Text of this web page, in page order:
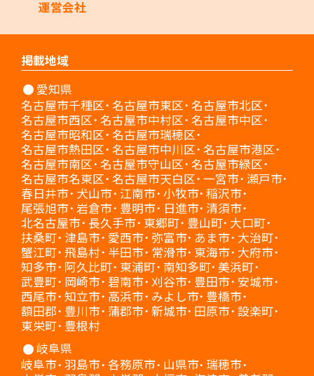
運営会社
掲載地域
愛知県
名古屋市千種区 名古屋市東区 名古屋市北区
名古屋市西区 名古屋市中村区 名古屋市中区
名古屋市昭和区 名古屋市瑞穂区
名古屋市熱田区 名古屋市中川区 名古屋市港区
名古屋市南区 名古屋市守山区 名古屋市緑区
名古屋市名東区 名古屋市天白区 一宮市 瀬戸市
春日井市 犬山市 江南市 小牧市 稲沢市
尾張旭市 岩倉市 豊明市 日進市 清須市
北名古屋市 長久手市 東郷町 豊山町 大口町
扶桑町 津島市 愛西市 弥富市 あま市 大治町
蟹江町 飛島村 半田市 常滑市 東海市 大府市
知多市 阿久比町 東浦町 南知多町 美浜町
武豊町 岡崎市 碧南市 刈谷市 豊田市 安城市
西尾市 知立市 高浜市 みよし市 豊橋市
額田郡 豊川市 蒲郡市 新城市 田原市 設楽町
東栄町 豊根村
岐阜県
岐阜市 羽島市 各務原市 山県市 瑞穂市